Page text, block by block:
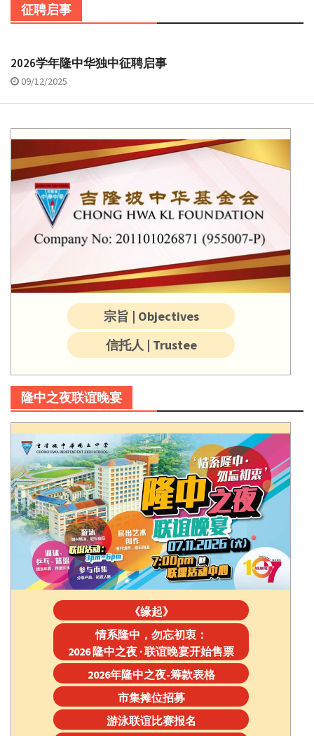
征聘启事
2026学年隆中华独中征聘启事
09/12/2025
宗旨 | Objectives
信托人 | Trustee
隆中之夜联谊晚宴
《缘起》
情系隆中，勿忘初衷：
2026 隆中之夜 · 联谊晚宴开始售票
2026年隆中之夜-筹款表格
市集摊位招募
游泳联谊比赛报名